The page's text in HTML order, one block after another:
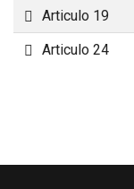
Carpeta
Articulo 19
Carpeta
Articulo 24